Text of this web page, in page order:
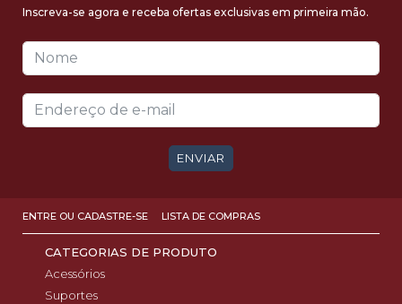
Inscreva-se agora e receba ofertas exclusivas em primeira mão.
ENVIAR
ENTRE OU CADASTRE-SE LISTA DE COMPRAS
CATEGORIAS DE PRODUTO
Acessórios
Suportes